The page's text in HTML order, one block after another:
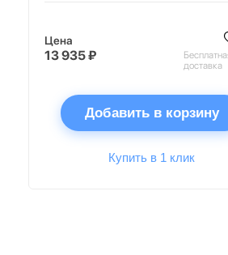
Цена
13 935 ₽
доставка
Добавить в корзину
Купить в 1 клик